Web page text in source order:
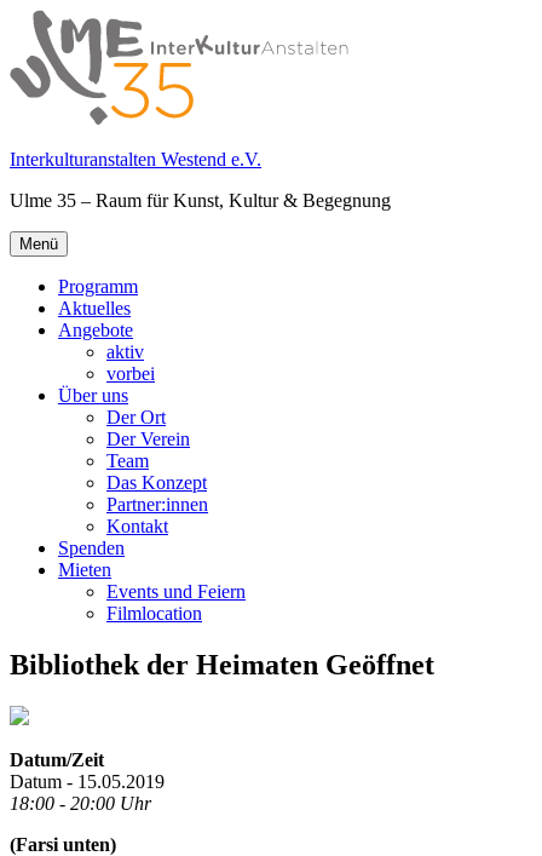
Springe
zum
Inhalt
Interkulturanstalten Westend e.V.
Ulme 35 – Raum für Kunst, Kultur & Begegnung
Primäres
Menü
Menü
Programm
Aktuelles
Angebote
aktiv
vorbei
Über uns
Der Ort
Der Verein
Team
Das Konzept
Partner:innen
Kontakt
Spenden
Mieten
Events und Feiern
Filmlocation
Bibliothek der Heimaten Geöffnet
Datum/Zeit
Datum - 15.05.2019
18:00 - 20:00 Uhr
(Farsi unten)